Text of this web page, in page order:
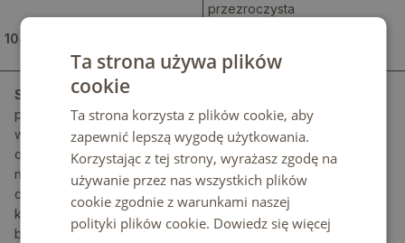
104.99 zł
przezroczysta
Szklane półkiłączą elegancję z funkcjonalnością,
porządkując przestrzeń i subtelnie podkreślając styl
wnętrza. Wykonane z hartowanego szkła typu float,
odznaczają się wysoką przejrzystością i delikatnym,
naturalnym tonem widocznym głównie na krawędziach,
co potwierdza jakość materiału. Precyzyjnie szlifowane
krawędzie i zaokrąglone rogi zwiększają
bezpieczeństwo użytkowania oraz komfort codziennej
Ta strona używa plików
cookie
Ta strona korzysta z plików cookie, aby
zapewnić lepszą wygodę użytkowania.
Korzystając z tej strony, wyrażasz zgodę na
używanie przez nas wszystkich plików
cookie zgodnie z warunkami naszej
polityki plików cookie. Dowiedz się więcej